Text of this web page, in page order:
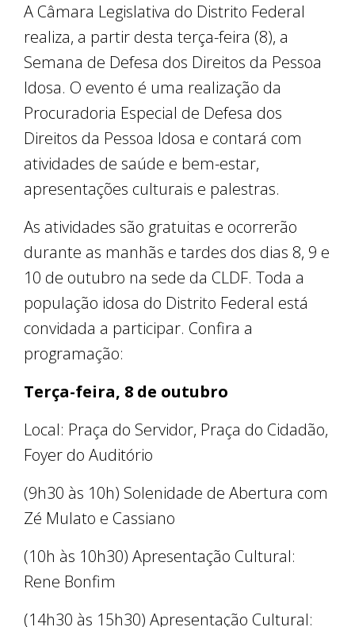
A Câmara Legislativa do Distrito Federal
realiza, a partir desta terça-feira (8), a
Semana de Defesa dos Direitos da Pessoa
Idosa. O evento é uma realização da
Procuradoria Especial de Defesa dos
Direitos da Pessoa Idosa e contará com
atividades de saúde e bem-estar,
apresentações culturais e palestras.
As atividades são gratuitas e ocorrerão
durante as manhãs e tardes dos dias 8, 9 e
10 de outubro na sede da CLDF. Toda a
população idosa do Distrito Federal está
convidada a participar. Confira a
programação:
Terça-feira, 8 de outubro
Local: Praça do Servidor, Praça do Cidadão,
Foyer do Auditório
(9h30 às 10h) Solenidade de Abertura com
Zé Mulato e Cassiano
(10h às 10h30) Apresentação Cultural:
Rene Bonfim
(14h30 às 15h30) Apresentação Cultural: